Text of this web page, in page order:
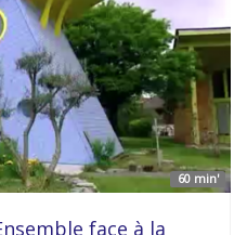
60 min'
face à la